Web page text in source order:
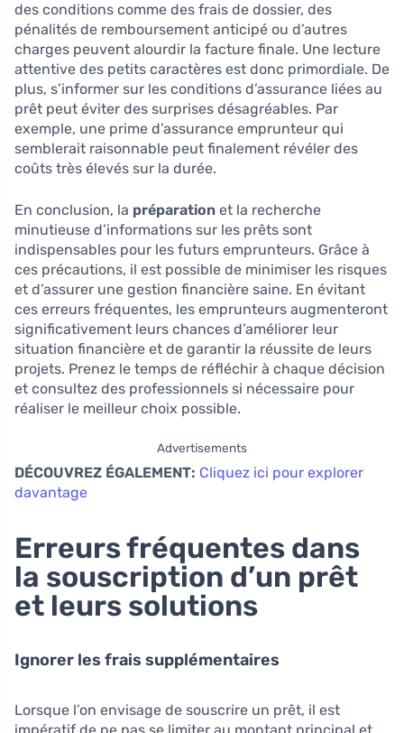
des conditions comme des frais de dossier, des
pénalités de remboursement anticipé ou d’autres
charges peuvent alourdir la facture finale. Une lecture
attentive des petits caractères est donc primordiale. De
plus, s’informer sur les conditions d’assurance liées au
prêt peut éviter des surprises désagréables. Par
exemple, une prime d’assurance emprunteur qui
semblerait raisonnable peut finalement révéler des
coûts très élevés sur la durée.
En conclusion, la préparation et la recherche
minutieuse d’informations sur les prêts sont
indispensables pour les futurs emprunteurs. Grâce à
ces précautions, il est possible de minimiser les risques
et d’assurer une gestion financière saine. En évitant
ces erreurs fréquentes, les emprunteurs augmenteront
significativement leurs chances d’améliorer leur
situation financière et de garantir la réussite de leurs
projets. Prenez le temps de réfléchir à chaque décision
et consultez des professionnels si nécessaire pour
réaliser le meilleur choix possible.
Advertisements
DÉCOUVREZ ÉGALEMENT: Cliquez ici pour explorer
davantage
Erreurs fréquentes dans
la souscription d’un prêt
et leurs solutions
Ignorer les frais supplémentaires
Lorsque l’on envisage de souscrire un prêt, il est